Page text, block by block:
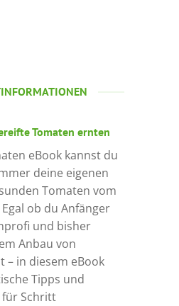
Tomaten ernten
eBook kannst du
deine eigenen
Tomaten vom
ob du Anfänger
und bisher
Anbau von
– in diesem eBook
Tipps und
für Schritt